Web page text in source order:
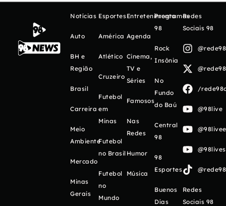
Notícias
Auto
BH e
Região
Brasil
Carreira
Meio
Ambiente
Mercado
Minas
Gerais
Esportes
América
Atlético
Cruzeiro
Futebol
em
Minas
Futebol
no Brasil
Futebol
no
Mundo
Entretenimento
Agenda
Cinema,
TV e
Séries
Famosos
Nas
Redes
Humor
Música
Programas
98
Rock
Insônia
No
Fundo
do Baú
Central
98
98
Esportes
Buenos
Días
Redes
Sociais 98
/
@98live
Redes
Sociais 98